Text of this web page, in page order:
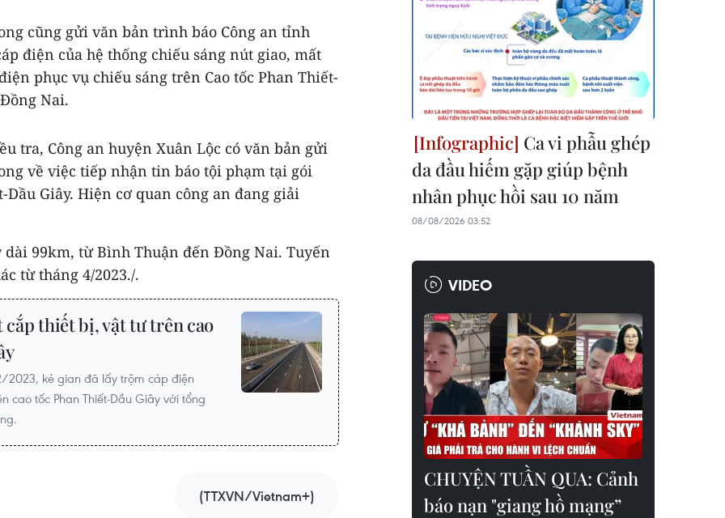
cũng gửi văn bản trình báo Công an tỉnh
điện của hệ thống chiếu sáng nút giao, mất
phục vụ chiếu sáng trên Cao tốc Phan Thiết-
Nai.
tra, Công an huyện Xuân Lộc có văn bản gửi
về việc tiếp nhận tin báo tội phạm tại gói
Dầu Giây. Hiện cơ quan công an đang giải
dài 99km, từ Bình Thuận đến Đồng Nai. Tuyến
từ tháng 4/2023./.
thiết bị, vật tư trên cao
2023, kẻ gian đã lấy trộm cáp điện
cao tốc Phan Thiết-Dầu Giây với tổng
(TTXVN/Vietnam+)
Ca vi phẫu ghép
da đầu hiếm gặp giúp bệnh
nhân phục hồi sau 10 năm
08/08/2026 03:52
VIDEO
CHUYỆN TUẦN QUA: Cảnh
báo nạn "giang hồ mạng”